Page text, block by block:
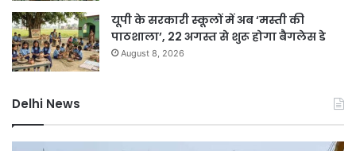
यूपी के सरकारी स्कूलों में अब ‘मस्ती की
पाठशाला’, 22 अगस्त से शुरू होगा बैगलेस डे
August 8, 2026
Delhi News